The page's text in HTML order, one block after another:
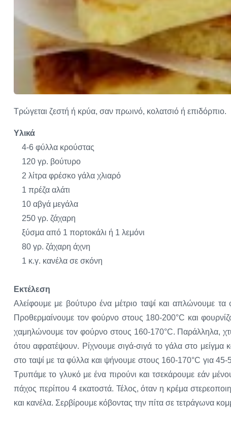
Τρώγεται ζεστή ή κρύα, σαν πρωινό, κολατσιό ή επιδόρπιο.
Υλικά
4-6 φύλλα κρούστας
120 γρ. βούτυρο
2 λίτρα φρέσκο γάλα χλιαρό
1 πρέζα αλάτι
10 αβγά μεγάλα
250 γρ. ζάχαρη
ξύσμα από 1 πορτοκάλι ή 1 λεμόνι
80 γρ. ζάχαρη άχνη
1 κ.γ. κανέλα σε σκόνη
Εκτέλεση
Αλείφουμε με βούτυρο ένα μέτριο ταψί και απλώνουμε
Προθερμαίνουμε τον φούρνο στους 180-200°C και
χαμηλώνουμε τοv φούρνο στους 160-170°C. Παράλληλα,
ότου αφρατέψουν. Ρίχνουμε σιγά-σιγά το γάλα στο μείγμα
στο ταψί με τα φύλλα και ψήνουμε στους 160-170°C για
Τρυπάμε το γλυκό με ένα πιρούνι και τσεκάρουμε εάν
πάχος περίπου 4 εκατοστά. Τέλος, όταν η κρέμα
και κανέλα. Σερβίρουμε κόβοντας την πίτα σε τετράγωνα